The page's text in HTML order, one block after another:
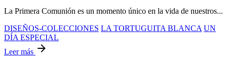
La Primera Comunión es un momento único en la vida de nuestros...
DISEÑOS-COLECCIONES LA TORTUGUITA BLANCA UN
DÍA ESPECIAL
Leer más